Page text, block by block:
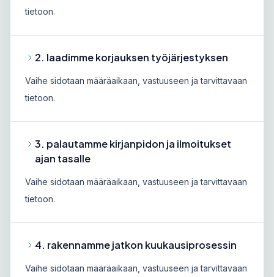
tietoon.
2. laadimme korjauksen työjärjestyksen
Vaihe sidotaan määräaikaan, vastuuseen ja tarvittavaan
tietoon.
3. palautamme kirjanpidon ja ilmoitukset
ajan tasalle
Vaihe sidotaan määräaikaan, vastuuseen ja tarvittavaan
tietoon.
4. rakennamme jatkon kuukausiprosessin
Vaihe sidotaan määräaikaan, vastuuseen ja tarvittavaan